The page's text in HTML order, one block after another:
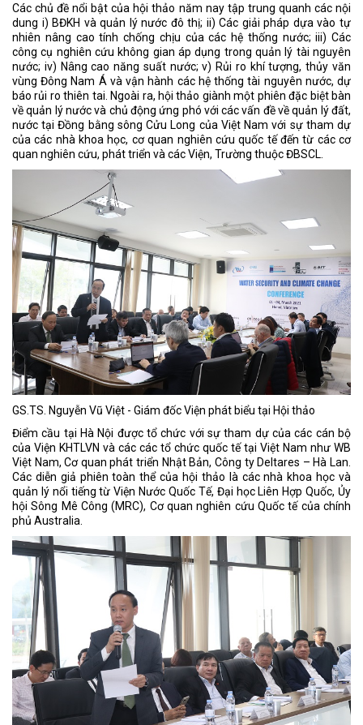
Các chủ đề nổi bật của hội thảo năm nay tập trung quanh các nội
dung i) BĐKH và quản lý nước đô thị; ii) Các giải pháp dựa vào tự
nhiên nâng cao tính chống chịu của các hệ thống nước; iii) Các
công cụ nghiên cứu không gian áp dụng trong quản lý tài nguyên
nước; iv) Nâng cao năng suất nước; v) Rủi ro khí tượng, thủy văn
vùng Đông Nam Á và vận hành các hệ thống tài nguyên nước, dự
báo rủi ro thiên tai. Ngoài ra, hội thảo giành một phiên đặc biệt bàn
về quản lý nước và chủ động ứng phó với các vấn đề về quản lý đất,
nước tại Đồng bằng sông Cửu Long của Việt Nam với sự tham dự
của các nhà khoa học, cơ quan nghiên cứu quốc tế đến từ các cơ
quan nghiên cứu, phát triển và các Viện, Trường thuộc ĐBSCL.
GS.TS. Nguyễn Vũ Việt - Giám đốc Viện phát biểu tại Hội thảo
Điểm cầu tại Hà Nội được tổ chức với sự tham dự của các cán bộ
của Viện KHTLVN và các các tổ chức quốc tế tại Việt Nam như WB
Việt Nam, Cơ quan phát triển Nhật Bản, Công ty Deltares – Hà Lan.
Các diễn giả phiên toàn thể của hội thảo là các nhà khoa học và
quản lý nổi tiếng từ Viện Nước Quốc Tế, Đại học Liên Hợp Quốc, Ủy
hội Sông Mê Công (MRC), Cơ quan nghiên cứu Quốc tế của chính
phủ Australia.